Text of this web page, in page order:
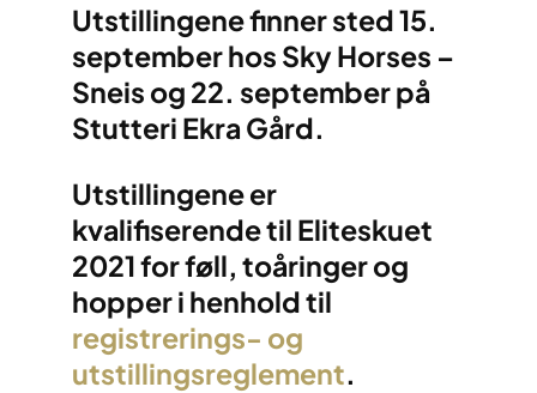
Utstillingene finner sted 15.
september hos Sky Horses –
Sneis og 22. september på
Stutteri Ekra Gård.
Utstillingene er
kvalifiserende til Eliteskuet
2021 for føll, toåringer og
hopper i henhold til
registrerings- og
utstillingsreglement.